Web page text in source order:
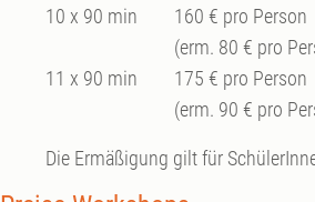
10 x 90 min
160 € pro Person
(erm. 80 € pro
11 x 90 min
175 € pro Person
(erm. 90 € pro
Die Ermäßigung gilt für